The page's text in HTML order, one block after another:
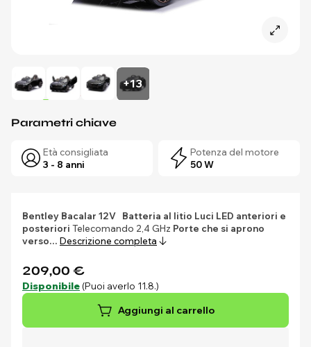
+13
Parametri chiave
Età consigliata
3 - 8 anni
Potenza del motore
50 W
Bentley Bacalar 12V Batteria al litio Luci LED anteriori e
posteriori Telecomando 2,4 GHz Porte che si aprono
verso… Descrizione completa
209,00 €
Disponibile (Puoi averlo 11.8.)
Aggiungi al carrello